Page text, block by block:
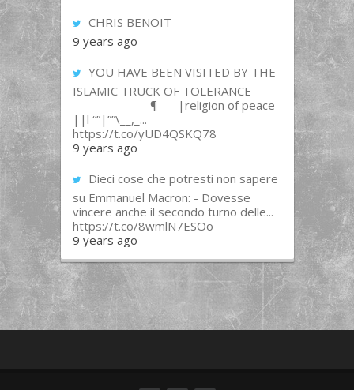
CHRIS BENOIT
9 years ago
YOU HAVE BEEN VISITED BY THE
ISLAMIC TRUCK OF TOLERANCE
______________¶___ |religion of peace
||l “”|””\__,_...
https://t.co/yUD4QSKQ78
9 years ago
Dieci cose che potresti non sapere
su Emmanuel Macron: - Dovesse
vincere anche il secondo turno delle...
https://t.co/8wmlN7ESOo
9 years ago